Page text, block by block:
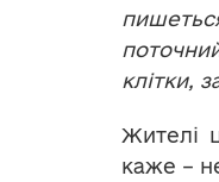
клітки,
Жителі
каже –